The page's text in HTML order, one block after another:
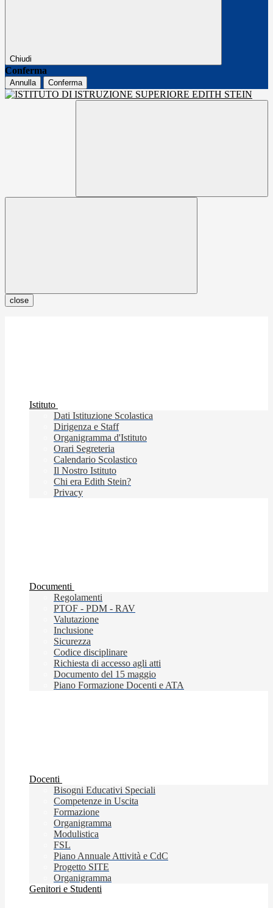
Chiudi
Conferma
Annulla Conferma
close
Istituto
Dati Istituzione Scolastica
Dirigenza e Staff
Organigramma d'Istituto
Orari Segreteria
Calendario Scolastico
Il Nostro Istituto
Chi era Edith Stein?
Privacy
Documenti
Regolamenti
PTOF - PDM - RAV
Valutazione
Inclusione
Sicurezza
Codice disciplinare
Richiesta di accesso agli atti
Documento del 15 maggio
Piano Formazione Docenti e ATA
Docenti
Bisogni Educativi Speciali
Competenze in Uscita
Formazione
Organigramma
Modulistica
FSL
Piano Annuale Attività e CdC
Progetto SITE
Organigramma
Genitori e Studenti